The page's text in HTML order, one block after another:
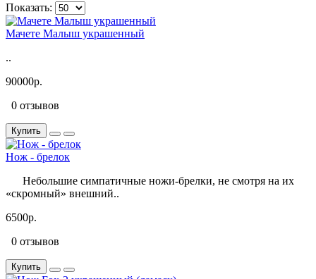
Показать:
Мачете Малыш украшенный
..
90000р.
0 отзывов
Купить
Нож - брелок
Небольшие симпатичные ножи-брелки, не смотря на их
«скромный» внешний..
6500р.
0 отзывов
Купить